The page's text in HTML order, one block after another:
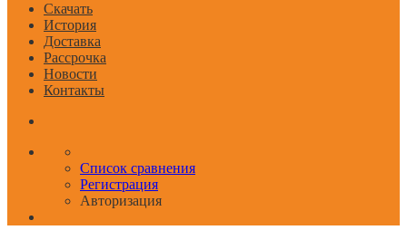
Скачать
История
Доставка
Рассрочка
Новости
Контакты
Список сравнения
Регистрация
Авторизация